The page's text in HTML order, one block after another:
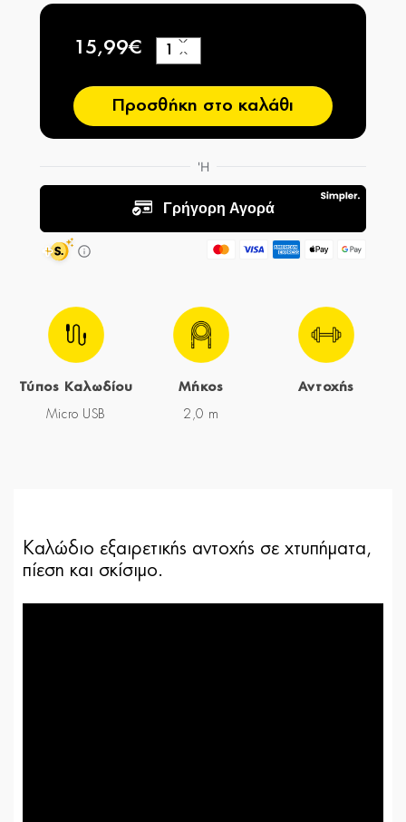
15,99€
−
+
Προσθήκη στο καλάθι
Τύπος Καλωδίου
Micro USB
Μήκος
2,0 m
Αντοχής
Καλώδιο εξαιρετικής αντοχής σε χτυπήματα,
πίεση και σκίσιμο.